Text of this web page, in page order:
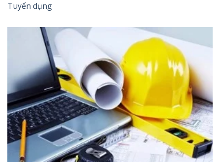
Tuyển dụng